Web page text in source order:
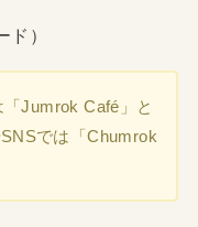
）
Jumrok Café」と
では「Chumrok